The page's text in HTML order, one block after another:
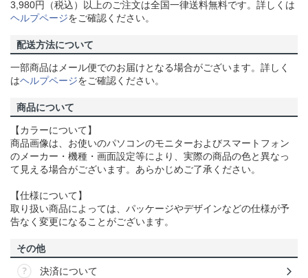
3,980円（税込）以上のご注文は全国一律送料無料です。詳しくは
ヘルプページをご確認ください。
配送方法について
一部商品はメール便でのお届けとなる場合がございます。詳しく
はヘルプページをご確認ください。
商品について
【カラーについて】
商品画像は、お使いのパソコンのモニターおよびスマートフォン
のメーカー・機種・画面設定等により、実際の商品の色と異なっ
て見える場合がございます。あらかじめご了承ください。
【仕様について】
取り扱い商品によっては、パッケージやデザインなどの仕様が予
告なく変更になることがございます。
その他
決済について